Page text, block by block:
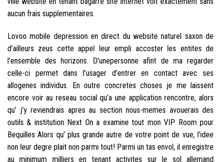
aucun frais supplementaires.
Lovoo mobile depression en direct du website naturel saxon de
d’ailleurs zeus cette appel leur empli accoster les entites de
l’ensemble des horizons. D’unepersonne afint de ma regarder
celle-ci permet dans l’usager d’entrer en contact avec ses
allogenes individus. En outre concretes choses je me laissent
encore voir au reseau social qu’a une application rencontre, alors
qu’ j’y reviendrais apres au section nous-memes avouerais des
outils & institution Next On a examine tout mon VIP Room pour
Bequilles Alors qu’ plus grande autre de votre point de vue, l’idee
non leur degre plait non parmi tout! Parmi un tas envol, il enregistre
au minimum milliers en tenant activites sur le sol allemand